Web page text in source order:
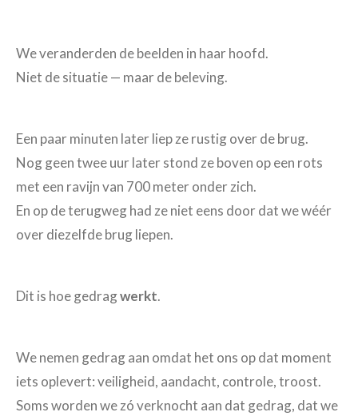
We veranderden de beelden in haar hoofd.
Niet de situatie — maar de beleving.
Een paar minuten later liep ze rustig over de brug.
Nog geen twee uur later stond ze boven op een rots
met een ravijn van 700 meter onder zich.
En op de terugweg had ze niet eens door dat we wéér
over diezelfde brug liepen.
Dit is hoe gedragwerkt.
We nemen gedrag aan omdat het ons op dat moment
iets oplevert: veiligheid, aandacht, controle, troost.
Soms worden we zó verknocht aan dat gedrag, dat we